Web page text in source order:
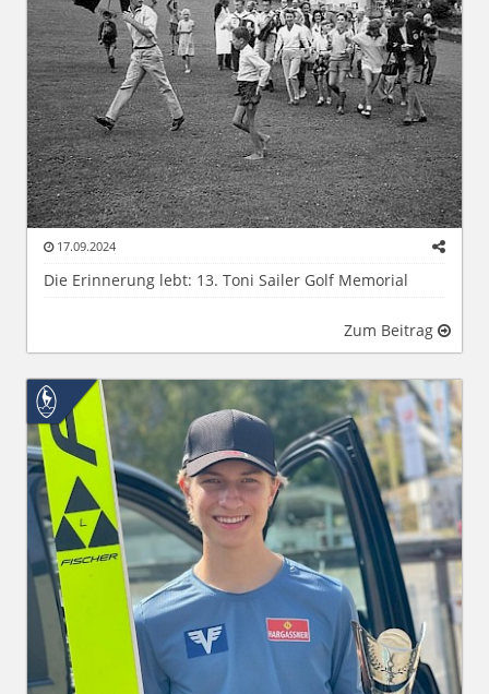
17.09.2024
Die Erinnerung lebt: 13. Toni Sailer Golf Memorial
Zum Beitrag